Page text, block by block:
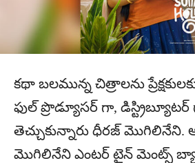
కథా బలమున్న చిత్రాలను
ఫుల్ ప్రొడ్యూసర్ గా, డిస్ట్రిబ్యూటర్
తెచ్చుకున్నారు ధీరజ్
మొగిలినేని ఎంటర్ టైన్ మెంట్స్